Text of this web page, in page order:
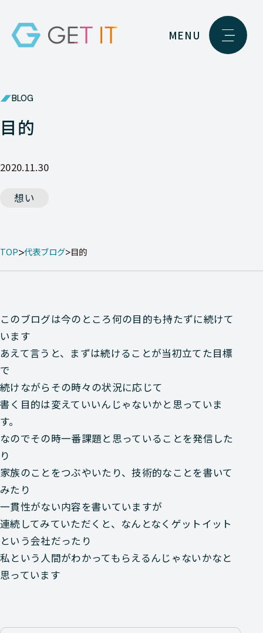
MENU
BLOG
目的
2020.11.30
想い
TOP 代表ブログ 目的
このブログは今のところ何の目的も持たずに続けて
います
あえて言うと、まずは続けることが当初立てた目標
で
続けながらその時々の状況に応じて
書く目的は変えていいんじゃないかと思っていま
す。
なのでその時一番課題と思っていることを発信した
り
家族のことをつぶやいたり、技術的なことを書いて
みたり
一貫性がない内容を書いていますが
連続してみていただくと、なんとなくゲットイット
という会社だったり
私という人間がわかってもらえるんじゃないかなと
思っています